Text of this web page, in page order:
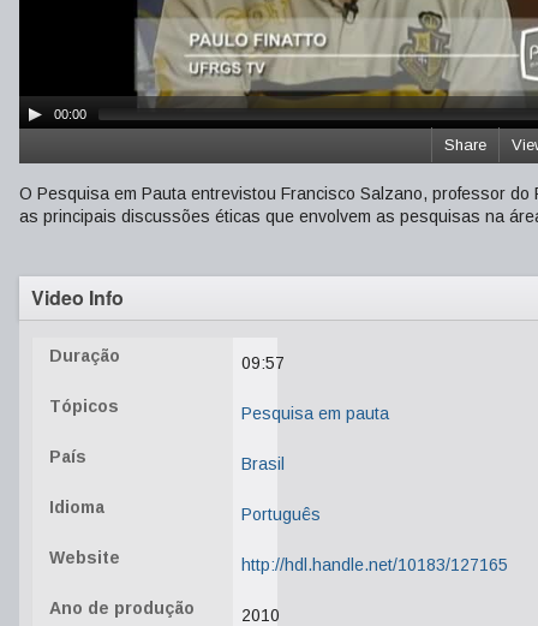
00:00
Share
O Pesquisa em Pauta entrevistou Francisco Salzano, professor
as principais discussões éticas que envolvem as pesquisas na
Video Info
Duração 09:57
Tópicos Pesquisa em pauta
País Brasil
Idioma Português
Website http://hdl.handle.net/10183/127165
Ano de produção 2010